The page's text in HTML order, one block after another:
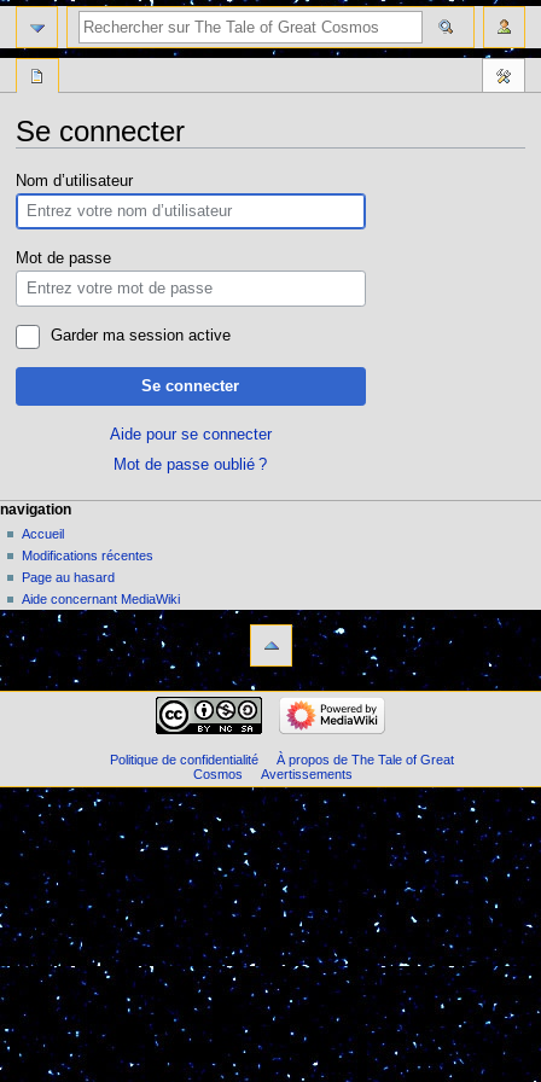
Se connecter
Aller
à
la
navigation
Aller
à
la
recherche
Nom d’utilisateur
Mot de passe
Garder ma session active
Se connecter
Aide pour se connecter
Mot de passe oublié ?
navigation
Accueil
Modifications récentes
Page au hasard
Aide concernant MediaWiki
Politique de confidentialité
À propos de The Tale of Great
Cosmos
Avertissements